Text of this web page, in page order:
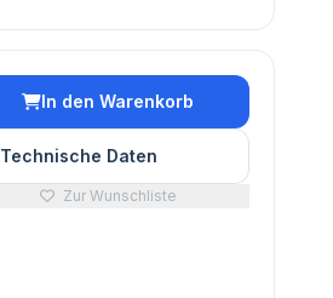
In den Warenkorb
Technische Daten
Zur Wunschliste